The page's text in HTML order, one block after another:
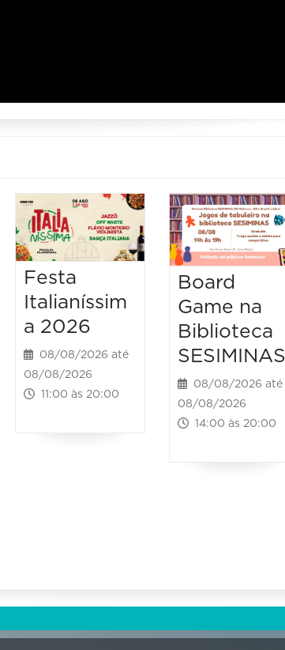
Festa
Italianíssim
a 2026
08/08/2026 até
08/08/2026
11:00 às 20:00
Board
Game na
Biblioteca
SESIMINAS
08/08/2026 até
08/08/2026
14:00 às 20:00